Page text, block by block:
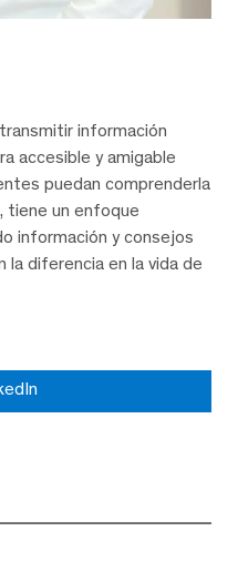
información
accesible y amigable
puedan comprenderla
tiene un enfoque
información y consejos
diferencia en la vida de